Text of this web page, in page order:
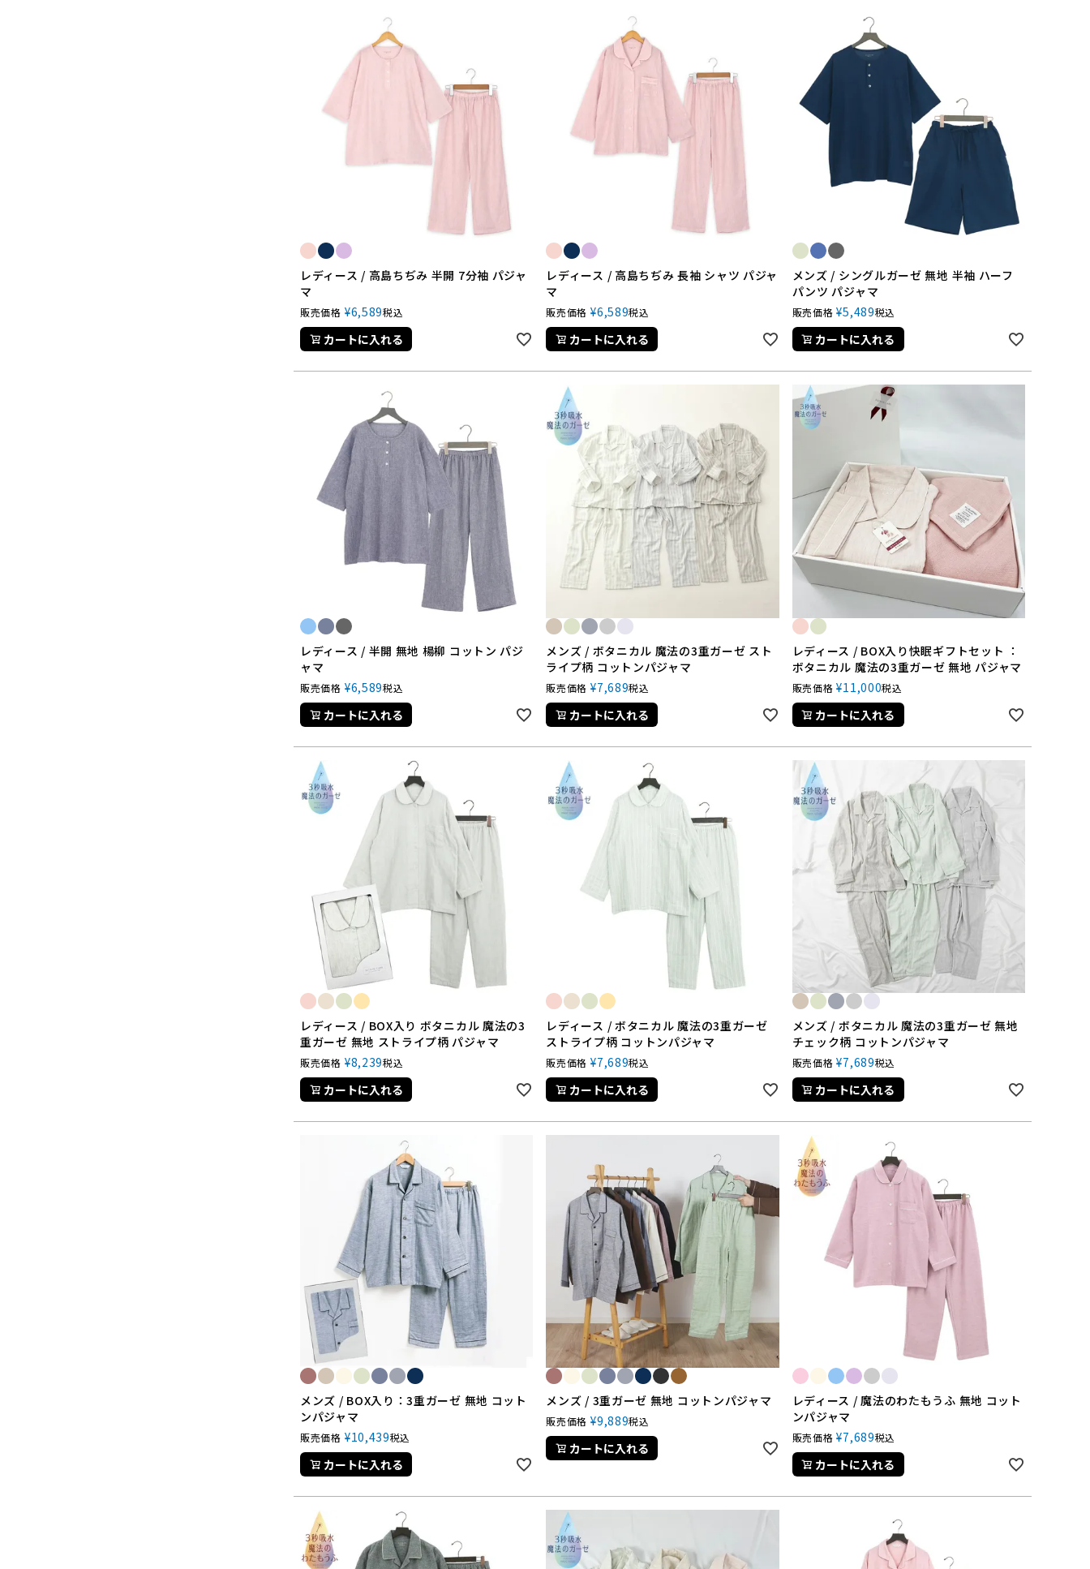
レディース / 高島ちぢみ 半開 7分袖 パジャ
マ
販売価格 ¥6,589税込
カートに入れる
レディース / 高島ちぢみ 長袖 シャツ パジャ
マ
販売価格 ¥6,589税込
カートに入れる
メンズ / シングルガーゼ 無地 半袖 ハーフ
パンツ パジャマ
販売価格 ¥5,489税込
カートに入れる
レディース / 半開 無地 楊柳 コットン パジ
ャマ
販売価格 ¥6,589税込
カートに入れる
メンズ / ボタニカル 魔法の3重ガーゼ スト
ライプ柄 コットンパジャマ
販売価格 ¥7,689税込
カートに入れる
レディース / BOX入り快眠ギフトセット ：
ボタニカル 魔法の3重ガーゼ 無地 パジャマ
販売価格 ¥11,000税込
カートに入れる
レディース / BOX入り ボタニカル 魔法の3
重ガーゼ 無地 ストライプ柄 パジャマ
販売価格 ¥8,239税込
カートに入れる
レディース / ボタニカル 魔法の3重ガーゼ
ストライプ柄 コットンパジャマ
販売価格 ¥7,689税込
カートに入れる
メンズ / ボタニカル 魔法の3重ガーゼ 無地
チェック柄 コットンパジャマ
販売価格 ¥7,689税込
カートに入れる
メンズ / BOX入り：3重ガーゼ 無地 コット
ンパジャマ
販売価格 ¥10,439税込
カートに入れる
メンズ / 3重ガーゼ 無地 コットンパジャマ
販売価格 ¥9,889税込
カートに入れる
レディース / 魔法のわたもうふ 無地 コット
ンパジャマ
販売価格 ¥7,689税込
カートに入れる